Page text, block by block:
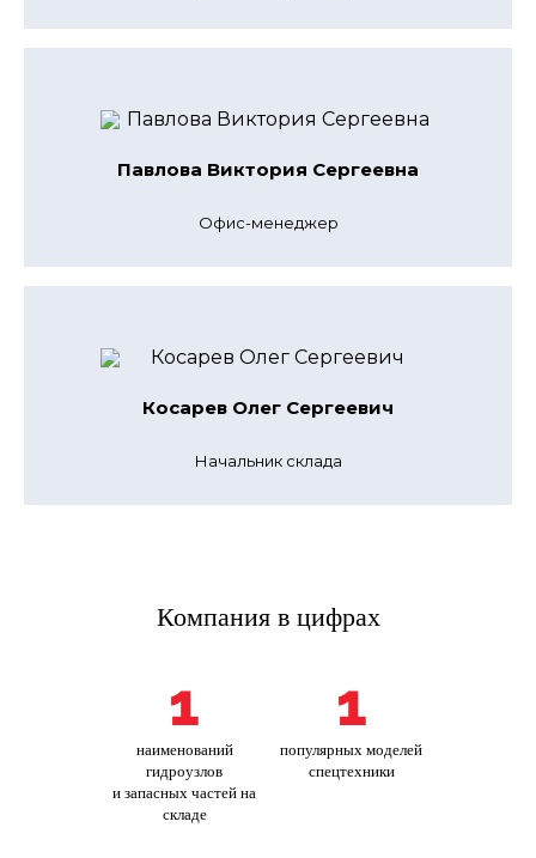
Павлова Виктория Сергеевна
Офис-менеджер
Косарев Олег Сергеевич
Начальник склада
Компания в цифрах
1
наименований
гидроузлов
и запасных частей на
складе
1
популярных моделей
спецтехники